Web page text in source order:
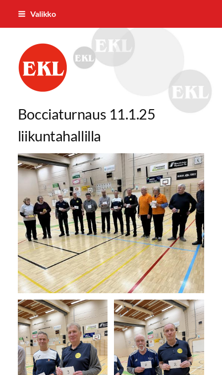
Siirry
Valikko
Pielaveden Eläkkeensaajat ry
Bocciaturnaus 11.1.25
liikuntahallilla